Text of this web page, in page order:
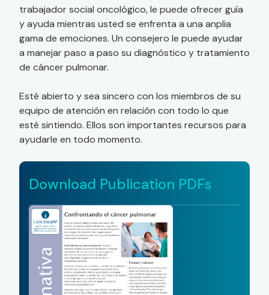
trabajador social oncológico, le puede ofrecer guía
y ayuda mientras usted se enfrenta a una anplia
gama de emociones. Un consejero le puede ayudar
a manejar paso a paso su diagnóstico y tratamiento
de cáncer pulmonar.
Esté abierto y sea sincero con los miembros de su
equipo de atención en relación con todo lo que
esté sintiendo. Ellos son importantes recursos para
ayudarle en todo momento.
Download Publication PDFs